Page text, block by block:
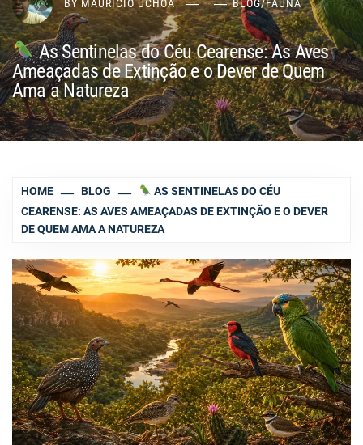
BY MAURÍCIO UCHÔA BLOG/FAUNA
As Sentinelas do Céu Cearense: As Aves
Ameaçadas de Extinção e o Dever de Quem
Ama a Natureza
HOME BLOG
AS SENTINELAS DO CÉU
CEARENSE: AS AVES AMEAÇADAS DE EXTINÇÃO E O DEVER
DE QUEM AMA A NATUREZA